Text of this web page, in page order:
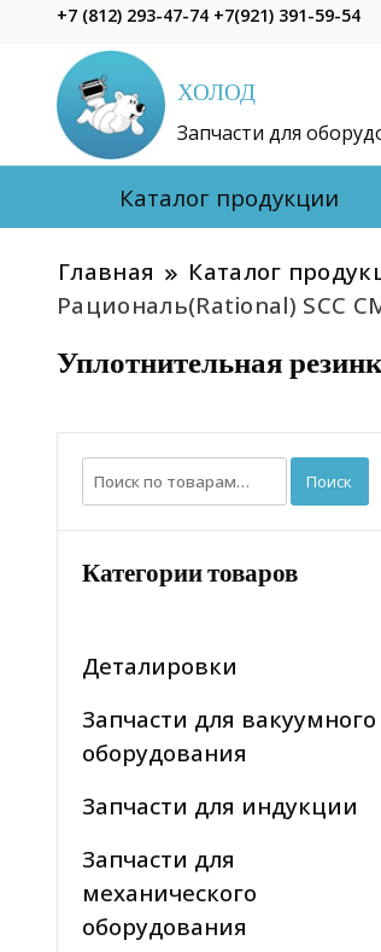
+7 (812) 293-47-74 +7(921) 391-59-54
ХОЛОД
Запчасти для
Каталог продукции
Главная Каталог
Рациональ(Rational) SCC
Уплотнительная
Искать: Поиск
Категории товаров
Деталировки
Запчасти для вакуумного
оборудования
Запчасти для индукции
Запчасти для
механического
оборудования